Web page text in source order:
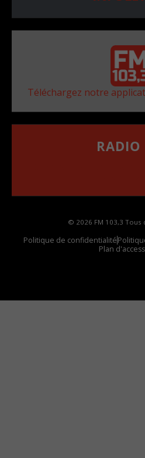
Téléchargez notre
RADIO
© 2026 FM 103,3 Tous
Politique de confidentialité
Plan